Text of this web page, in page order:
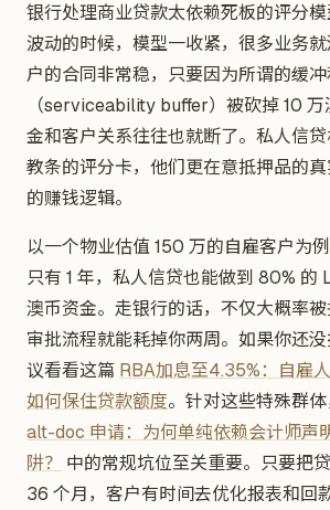
银行处理商业贷款太依赖死板的评分
波动的时候，模型一收紧，很多业务
户的合同非常稳，只要因为所谓的缓
（serviceability buffer）被砍掉 10
金和客户关系往往也就断了。私人信
教条的评分卡，他们更在意抵押品的
的赚钱逻辑。
以一个物业估值 150 万的自雇客户为
只有 1 年，私人信贷也能做到 80% 的
澳币资金。走银行的话，不仅大概率
审批流程就能耗掉你两周。如果你还
议看看这篇 RBA加息至4.35%：自雇
如何保住贷款额度。针对这些特殊群
alt-doc 申请：为何单纯依赖会计师声
阱？
中的常规坑位至关重要。只要把
36 个月，客户有时间去优化报表和回